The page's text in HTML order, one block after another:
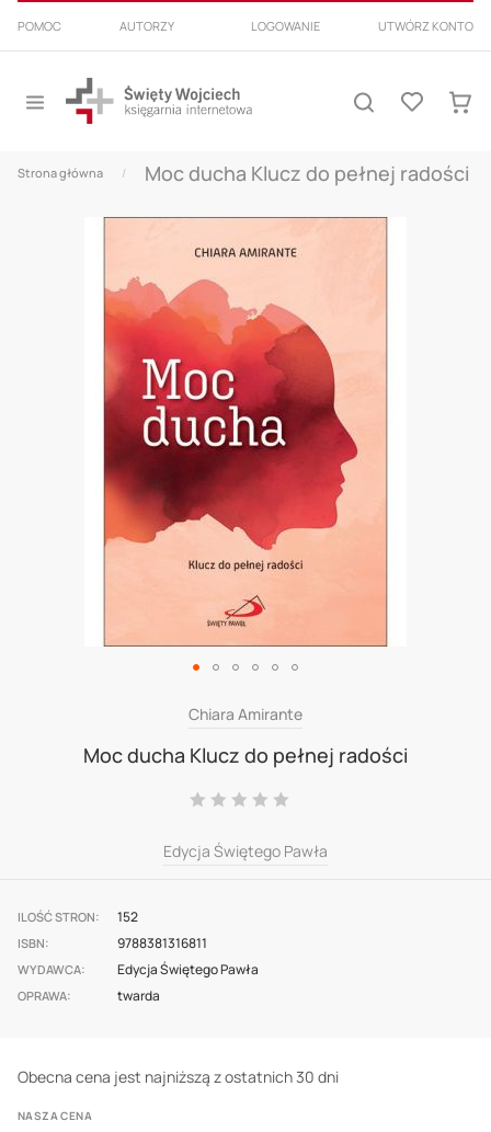
DO
TREŚCI
POMOC AUTORZY LOGOWANIE UTWÓRZ KONTO
Przełącznik
Nav
Lista
Strona główna
Moc ducha Klucz do pełnej radości
images
gallery
Chiara Amirante
Moc ducha Klucz do pełnej radości
Ocena:
Edycja Świętego Pawła
ILOŚĆ STRON 152
ISBN 9788381316811
WYDAWCA Edycja Świętego Pawła
OPRAWA twarda
Obecna cena jest najniższą z ostatnich 30 dni
NASZA CENA